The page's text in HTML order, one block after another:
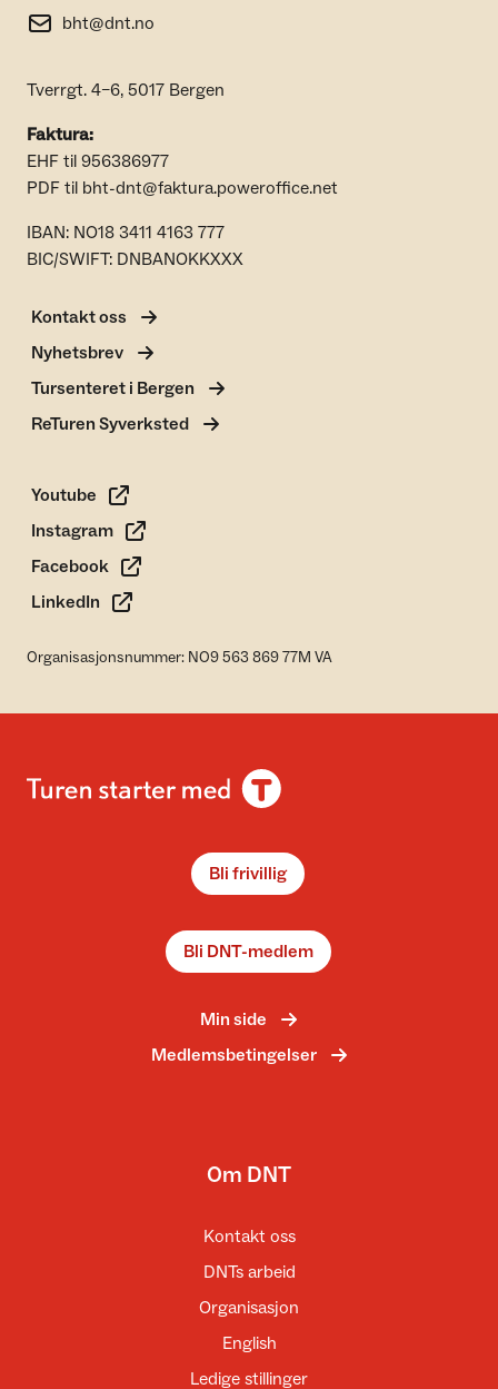
bht@dnt.no
Tverrgt. 4–6, 5017 Bergen
Faktura:
EHF til 956386977
PDF til bht-dnt@faktura.poweroffice.net
IBAN: NO18 3411 4163 777
BIC/SWIFT: DNBANOKKXXX
Kontakt oss
Nyhetsbrev
Tursenteret i Bergen
ReTuren Syverksted
Youtube
Instagram
Facebook
LinkedIn
Organisasjonsnummer: NO9 563 869 77M VA
Bli frivillig
Bli DNT-medlem
Min side
Medlemsbetingelser
Om DNT
Kontakt oss
DNTs arbeid
Organisasjon
English
Ledige stillinger